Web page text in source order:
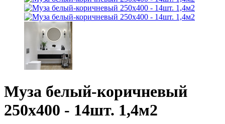
Муза белый-коричневый
250х400 - 14шт. 1,4м2